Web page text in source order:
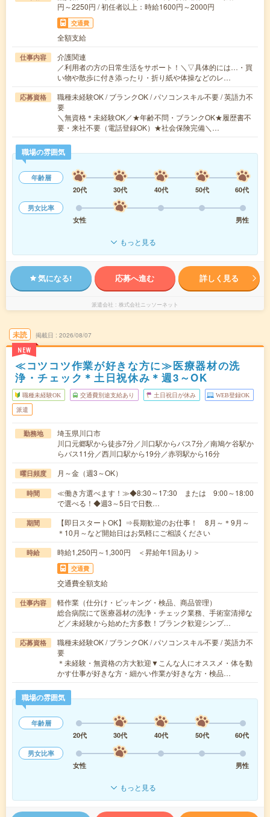
円～2250円 / 初任者以上：時給1600円～2000円
交通費
全額支給
仕事内容
介護関連
／利用者の方の日常生活をサポート！＼▽具体的には…・買
い物や散歩に付き添ったり・折り紙や体操などのレ…
応募資格
職種未経験OK / ブランクOK / パソコンスキル不要 / 英語力不
要
＼無資格＊未経験OK／★年齢不問・ブランクOK★履歴書不
要・来社不要（電話登録OK）★社会保険完備＼…
職場の雰囲気
年齢層
20代
30代 40代 50代
60代
男女比率
女性
男性
もっと見る
気になる! 応募へ進む 詳しく見る
派遣会社 株式会社ニッソーネット
未読
NEW
掲載日 2026/08/07
≪コツコツ作業が好きな方に≫医療器材の洗
浄・チェック＊土日祝休み＊週3～OK
職種未経験OK 交通費別途支給あり 土日祝日が休み WEB登録OK
派遣
勤務地
埼玉県川口市
川口元郷駅から徒歩7分／川口駅からバス7分／南鳩ケ谷駅か
らバス11分／西川口駅から19分／赤羽駅から16分
曜日頻度 月～金（週3～OK）
時間
≪働き方選べます！≫◆8:30～17:30 または 9:00～18:00
で選べる！◆週3～5日で日数…
期間
【即日スタートOK】⇒長期歓迎のお仕事！ 8月～＊9月～
＊10月～など開始日はお気軽にご相談ください
時給 時給1,250円～1,300円 ＜昇給年1回あり＞
交通費
交通費全額支給
仕事内容
軽作業（仕分け・ピッキング・検品、商品管理）
総合病院にて医療器材の洗浄・チェック業務、手術室清掃な
ど／未経験から始めた方多数！ブランク歓迎シンプ…
応募資格
職種未経験OK / ブランクOK / パソコンスキル不要 / 英語力不
要
＊未経験・無資格の方大歓迎▼こんな人にオススメ・体を動
かす仕事が好きな方・細かい作業が好きな方・検品…
職場の雰囲気
年齢層
20代
30代 40代 50代
60代
男女比率
女性
男性
もっと見る